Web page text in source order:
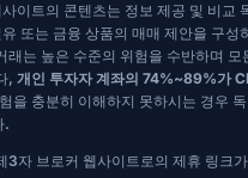
사이트의 콘텐츠는 정보 제공 및 비교
또는 금융 상품의 매매 제안을 구성
래는 높은 수준의 위험을 수반하며 모
, 개인 투자자 계좌의 74%~89%가
을 충분히 이해하지 못하시는 경우
.
3자 브로커 웹사이트로의 제휴 링크